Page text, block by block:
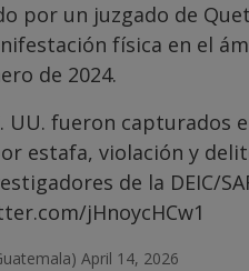
por un juzgado de
física en el
de 2024.
UU. fueron capturados
estafa, violación y
de la DEIC/
jHnoycHCw1
April 14, 2026